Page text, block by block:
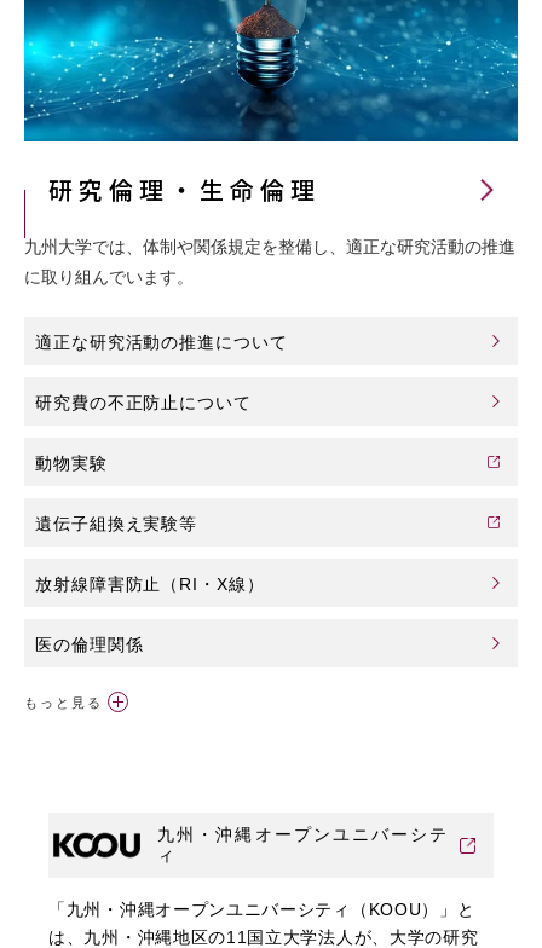
研究倫理・生命倫理
九州大学では、体制や関係規定を整備し、適正な研究活動の推進
に取り組んでいます。
適正な研究活動の推進について
研究費の不正防止について
動物実験
遺伝子組換え実験等
放射線障害防止（RI・X線）
医の倫理関係
安全保障輸出管理
もっと見る
九州・沖縄オープンユニバーシテ
ィ
「九州・沖縄オープンユニバーシティ（KOOU）」と
は、九州・沖縄地区の11国立大学法人が、大学の研究